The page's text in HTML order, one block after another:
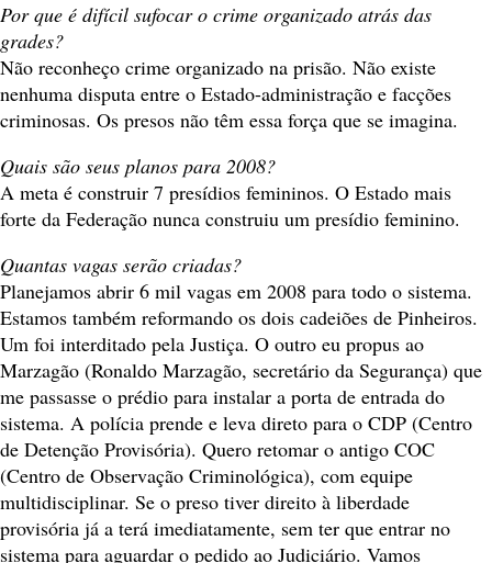
Por que é difícil sufocar o crime organizado atrás das
grades?
Não reconheço crime organizado na prisão. Não existe
nenhuma disputa entre o Estado-administração e facções
criminosas. Os presos não têm essa força que se imagina.
Quais são seus planos para 2008?
A meta é construir 7 presídios femininos. O Estado mais
forte da Federação nunca construiu um presídio feminino.
Quantas vagas serão criadas?
Planejamos abrir 6 mil vagas em 2008 para todo o sistema.
Estamos também reformando os dois cadeiões de Pinheiros.
Um foi interditado pela Justiça. O outro eu propus ao
Marzagão (Ronaldo Marzagão, secretário da Segurança) que
me passasse o prédio para instalar a porta de entrada do
sistema. A polícia prende e leva direto para o CDP (Centro
de Detenção Provisória). Quero retomar o antigo COC
(Centro de Observação Criminológica), com equipe
multidisciplinar. Se o preso tiver direito à liberdade
provisória já a terá imediatamente, sem ter que entrar no
sistema para aguardar o pedido ao Judiciário. Vamos